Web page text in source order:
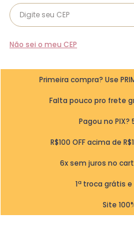
Não sei o meu CEP
Primeira compra? Use
Falta pouco pro frete
Pagou no PIX?
R$100 OFF acima de
6x sem juros no
1ª troca grátis
Site